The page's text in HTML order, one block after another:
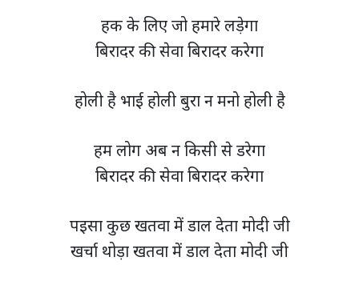
हक के लिए जो हमारे लड़ेगा
बिरादर की सेवा बिरादर करेगा
होली है भाई होली बुरा न मनो होली है
हम लोग अब न किसी से डरेगा
बिरादर की सेवा बिरादर करेगा
पइसा कुछ खतवा में डाल देता मोदी जी
खर्चा थोड़ा खतवा में डाल देता मोदी जी